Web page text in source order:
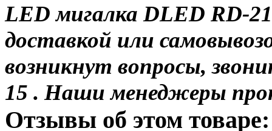
LED мигалка DLED RD-
доставкой или
возникнут вопросы,
15 . Наши менеджеры
Отзывы об этом товаре: